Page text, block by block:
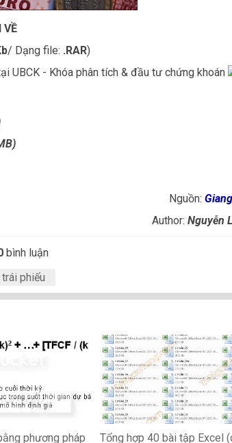
VỀ
/ Dạng file: .RAR)
UBCK - Khóa phân tích & đầu tư chứng khoán
Nguồn:
Author: Nguyễn
bình luận
trái phiếu
phương pháp
Tổng hợp 40 bài tập Excel